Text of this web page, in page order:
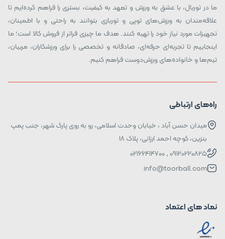
ما در توربال، با عشق به ورزش و تعهد به کیفیت، بستری را فراهم کرده‌ایم تا
علاقه‌مندان به ورزش‌های توپی و توربازی بتوانند به راحتی و با اطمینان،
تجهیزات مورد نیاز خود را تهیه کنند. هدف ما چیزی فراتر از فروش کالا است؛ ما
اینجاییم تا تجربه‌ای حرفه‌ای، صادقانه و تخصصی را برای ورزشکاران، مربیان،
تیم‌ها و خانواده‌های ورزش‌دوست فراهم کنیم.
راه‌های ارتباطی
میدان حسن آباد ، خیابان وحدت اسلامی، رو به روی پارک شهر، جنب پمپ
بنزین، کوچه احمد ارزانی، پلاک ۱۸
09120220825 , 02166414700
info@toorball.com
نماد های اعتماد